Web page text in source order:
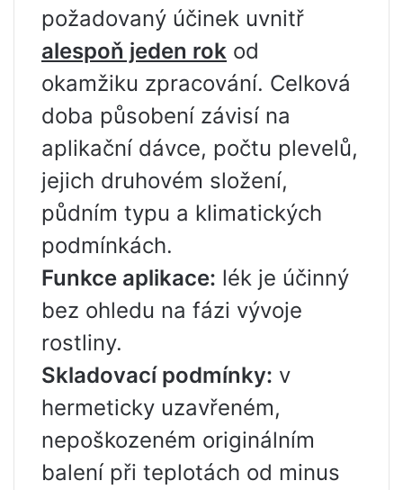
požadovaný účinek uvnitř
alespoň jeden rok od
okamžiku zpracování. Celková
doba působení závisí na
aplikační dávce, počtu plevelů,
jejich druhovém složení,
půdním typu a klimatických
podmínkách.
Funkce aplikace: lék je účinný
bez ohledu na fázi vývoje
rostliny.
Skladovací podmínky: v
hermeticky uzavřeném,
nepoškozeném originálním
balení při teplotách od minus